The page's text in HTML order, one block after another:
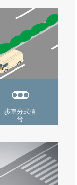
歩車分式信
号